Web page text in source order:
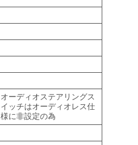
オーディオステアリングス
イッチはオーディオレス仕
様に非設定の為